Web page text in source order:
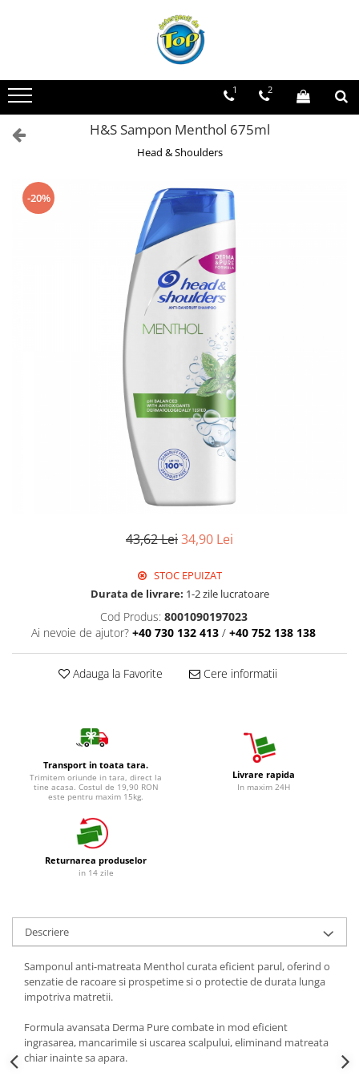
Ingrijire Casa
Detergenti Rufe
Detergenti Pudra
Detergenti Curatenie Casa
Sano Detergent Pardoseli
Produse Pentru Bucatarie
Detergenti Curatenie Casa
Detergent Pentru Pete
Odorizant WC Bref
Odorizant Bazin WC
Detergent Vase Pentru Masina
Solutie Clatire Vase
Sare Masina De Spalat
Folie Si Pungi Alimentare
Lavete Si Bureti
Curatenie Bucatarie
Pungi Ambalare / Saci Menajeri
Diverse pentru bucatarie
Igiena si Dezinfectie
Cif Spray Baie
Detartrant WC
Dezinfectant Bucatarie
Dezinfectant Sano
Domestos Verde
1 2
H&S Sampon Menthol 675ml
Head & Shoulders
-20%
43,62 Lei34,90 Lei
STOC EPUIZAT
Durata de livrare: 1-2 zile lucratoare
Cod Produs: 8001090197023
Ai nevoie de ajutor? +40 730 132 413 / +40 752 138 138
Adauga la Favorite Cere informatii
Transport in toata tara.
Trimitem oriunde in tara, direct la
tine acasa. Costul de 19,90 RON
este pentru maxim 15kg.
Livrare rapida
In maxim 24H
Returnarea produselor
in 14 zile
Descriere
Samponul anti-matreata Menthol curata eficient parul, oferind o
senzatie de racoare si prospetime si o protectie de durata lunga
impotriva matretii.
Formula avansata Derma Pure combate in mod eficient
ingrasarea, mancarimile si uscarea scalpului, eliminand matreata
chiar inainte sa apara.